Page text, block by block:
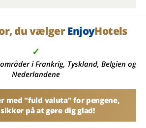
du vælgerEnjoyHotels
✓
i Frankrig, Tyskland, Belgien og
Nederlandene
med "fuld valuta" for pengene,
på at gøre dig glad!